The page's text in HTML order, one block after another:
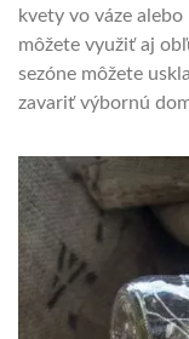
kvety vo váze
môžete využiť aj
sezóne môžete
zavariť výbornú